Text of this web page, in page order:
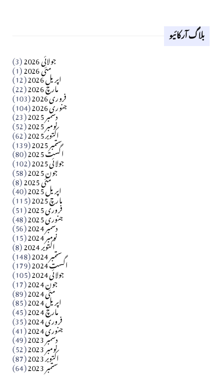
Apr 18, 2026
آزاد کشمیر جیسے احتجاج کی ضرورت ہے؟ از،،، ظہیرالدین
بلاگ آرکائیو
جولائی 2026 (3) مئی 2026 (1) اپریل 2026 (12) مارچ 2026 (22) فروری 2026 (103) جنوری 2026 (104) دسمبر 2025 (23) نومبر 2025 (52) اکتوبر 2025 (62) ستمبر 2025 (139) اگست 2025 (80) جولائی 2025 (102) جون 2025 (58) مئی 2025 (8) اپریل 2025 (40) مارچ 2025 (115) فروری 2025 (51) جنوری 2025 (48) دسمبر 2024 (56) نومبر 2024 (15) اکتوبر 2024 (8) ستمبر 2024 (148) اگست 2024 (179) جولائی 2024 (105) جون 2024 (17) مئی 2024 (89) اپریل 2024 (85) مارچ 2024 (45) فروری 2024 (35) جنوری 2024 (41) دسمبر 2023 (49) نومبر 2023 (52) اکتوبر 2023 (87) ستمبر 2023 (64)